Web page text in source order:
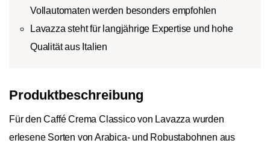
Vollautomaten werden besonders empfohlen
Lavazza steht für langjährige Expertise und hohe
Qualität aus Italien
Produktbeschreibung
Für den Caffé Crema Classico von Lavazza wurden
erlesene Sorten von Arabica- und Robustabohnen aus